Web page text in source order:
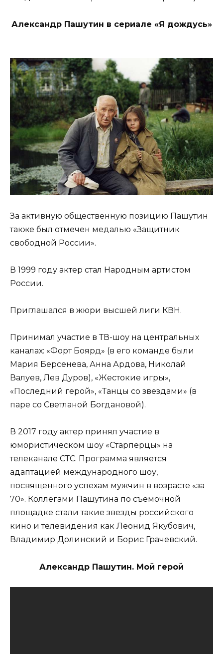
Александр Пашутин в сериале «Я дождусь»
За активную общественную позицию Пашутин
также был отмечен медалью «Защитник
свободной России».
В 1999 году актер стал Народным артистом
России.
Приглашался в жюри высшей лиги КВН.
Принимал участие в ТВ-шоу на центральных
каналах: «Форт Боярд» (в его команде были
Мария Берсенева, Анна Ардова, Николай
Валуев, Лев Дуров), «Жестокие игры»,
«Последний герой», «Танцы со звездами» (в
паре со Светланой Богдановой).
В 2017 году актер принял участие в
юмористическом шоу «Старперцы» на
телеканале СТС. Программа является
адаптацией международного шоу,
посвященного успехам мужчин в возрасте «за
70». Коллегами Пашутина по съемочной
площадке стали такие звезды российского
кино и телевидения как Леонид Якубович,
Владимир Долинский и Борис Грачевский.
Александр Пашутин. Мой герой